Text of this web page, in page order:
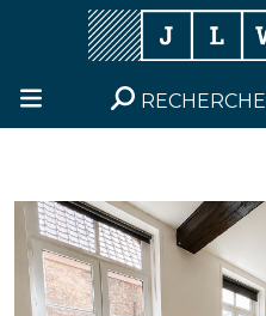
RECHERCHE